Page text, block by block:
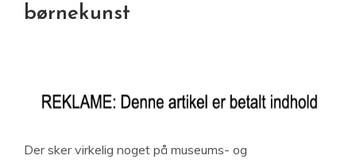
børnekunst
Der sker virkelig noget på museums- og